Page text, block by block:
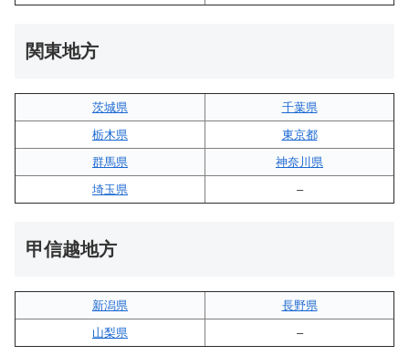
関東地方
茨城県
千葉県
栃木県
東京都
群馬県
神奈川県
埼玉県
–
甲信越地方
新潟県
長野県
山梨県
–